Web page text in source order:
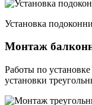
Установка
Монтаж
Работы по
установки